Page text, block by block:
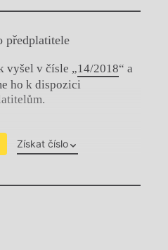
předplatitele
vyšel v čísle „14/2018“ a
ho k dispozici
Získat číslo
se.